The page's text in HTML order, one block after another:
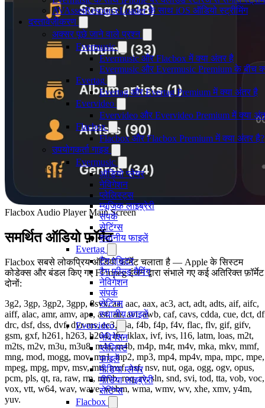
AVAssetResourceLoader के साथ iOS ऑडियो स्ट्रीमिंग
दस्तावेज़ीकरण
अक्सर पूछे जाने वाले प्रश्न
Evermusic
Evermusic और Flacbox में क्या अंतर है
Evermusic और Evermusic Premium के बीच
Evertag
Evertag और Evertag Premium में क्या अंतर है
Evervideo
Evervideo और Evervideo Premium में क्या
Flacbox
Flacbox और Flacbox Premium में क्या अंतर है?
उपयोगकर्ता गाइड
Evermusic
ऑडियो प्लेयर
नेविगेशन
प्लेलिस्ट्स
म्यूजिक लाइब्रेरी
संपर्क
सेटिंग्स
स्थानीय फाइलें
Evertag
टैग एडिटर
टैग फ़ील्ड मैपिंग
नेविगेशन
संपर्क
सेटिंग्स
स्थानीय फ़ाइलें
Evervideo
नेविगेशन
प्लेलिस्ट
फाइलें
मीडिया प्लेयर
मीडिया लाइब्रेरी
सेटिंग्स
Flacbox
Flacbox Audio Player Main Screen
समर्थित ऑडियो फ़ॉर्मेट
Flacbox सबसे लोकप्रिय ऑडियो फ़ॉर्मेट चलाता है — Apple के सिस्टम
कोडेक्स और बंडल किए गए FFmpeg इंजन द्वारा संभाले गए कई अतिरिक्त फ़ॉर्मेट
दोनों:
3g2, 3gp, 3gp2, 3gpp, 8svx, aa, aac, aax, ac3, act, adt, adts, aif, aifc,
aiff, alac, amr, amv, ape, asf, au, avi, awb, caf, cavs, cdda, cue, dct,
drc, dsf, dss, dvf, dvr-ms, ec3, f4a, f4b, f4p, f4v, flac, flv, gif, gifv,
gsm, gxf, h261, h263, h264, ifv, iklax, ivf, ivs, l16, latm, loas, m2t,
m2ts, m2v, m3u, m3u8, m4a, m4b, m4p, m4r, m4v, mka, mkv, mmf,
mng, mod, mogg, mov, mp1, mp2, mp3, mp4, mp4v, mpa, mpc, mpe,
mpeg, mpg, mpv, msv, mts, mxf, nsf, nsv, nut, oga, ogg, ogv, opus,
pcm, pls, qt, ra, raw, rm, rmvb, roq, rv, sln, snd, svi, tod, tta, vob, voc,
vox, vtt, w64, wav, wave, webm, wma, wmv, wv, xhe, xmv, y4m,
yuv.